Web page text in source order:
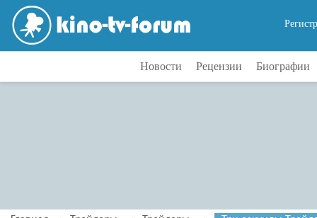
Новости Рецензии Биографии